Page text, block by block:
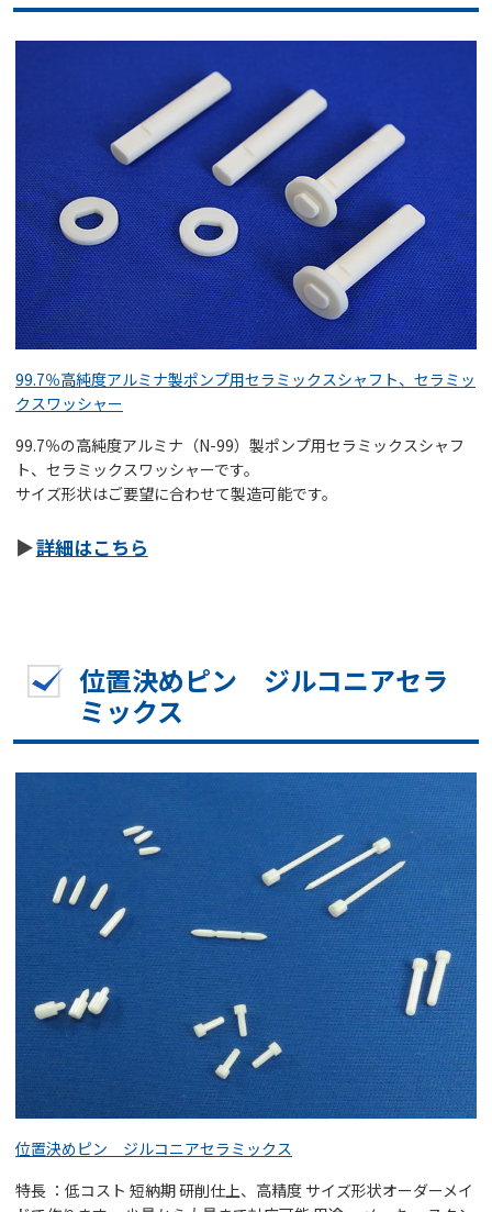
99.7％高純度アルミナ製ポンプ用セラミックスシャフト、セラミッ
クスワッシャー
99.7％の高純度アルミナ（N-99）製ポンプ用セラミックスシャフ
ト、セラミックスワッシャーです。
サイズ形状はご要望に合わせて製造可能です。
詳細はこちら
位置決めピン ジルコニアセラ
ミックス
位置決めピン ジルコニアセラミックス
特長 ：低コスト 短納期 研削仕上、高精度 サイズ形状オーダーメイ